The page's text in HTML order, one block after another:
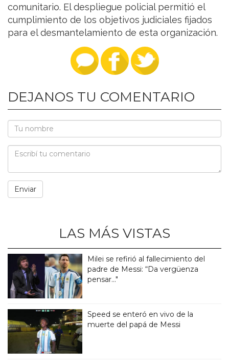
comunitario. El despliegue policial permitió el
cumplimiento de los objetivos judiciales fijados
para el desmantelamiento de esta organización.
DEJANOS TU COMENTARIO
LAS MÁS VISTAS
Milei se refirió al fallecimiento del
padre de Messi: “Da vergüenza
pensar..."
Speed se enteró en vivo de la
muerte del papá de Messi